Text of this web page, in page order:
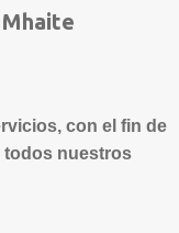
con el fin de
todos nuestros